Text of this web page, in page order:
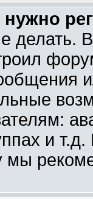
делать.
и
мы